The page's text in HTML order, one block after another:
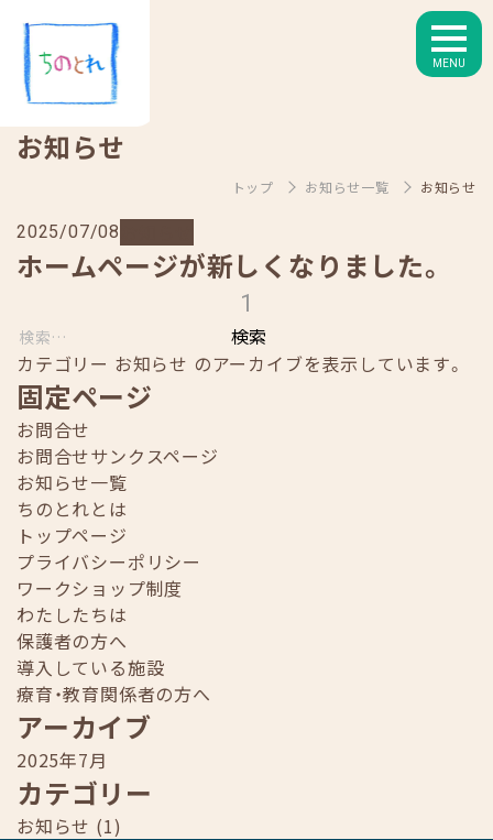
MENU
お知らせ
トップ お知らせ一覧 お知らせ
2025/07/08
ホームページが新しくなりました。
1
検
索:
カテゴリー お知らせ のアーカイブを表示しています。
固定ページ
お問合せ
お問合せサンクスページ
お知らせ一覧
ちのとれとは
トップページ
プライバシーポリシー
ワークショップ制度
わたしたちは
保護者の方へ
導入している施設
療育・教育関係者の方へ
アーカイブ
2025年7月
カテゴリー
お知らせ (1)